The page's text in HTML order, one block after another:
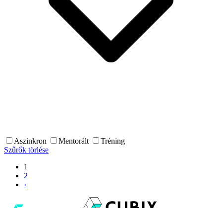
Aszinkron Mentorált
Tréning
Szűrők törlése
1
2
›